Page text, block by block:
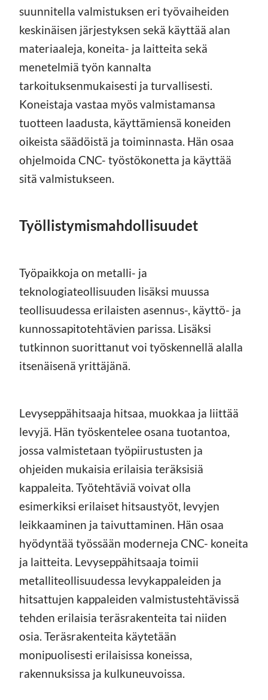
suunnitella valmistuksen eri työvaiheiden
keskinäisen järjestyksen sekä käyttää alan
materiaaleja, koneita- ja laitteita sekä
menetelmiä työn kannalta
tarkoituksenmukaisesti ja turvallisesti.
Koneistaja vastaa myös valmistamansa
tuotteen laadusta, käyttämiensä koneiden
oikeista säädöistä ja toiminnasta. Hän osaa
ohjelmoida CNC- työstökonetta ja käyttää
sitä valmistukseen.
Työllistymismahdollisuudet
Työpaikkoja on metalli- ja
teknologiateollisuuden lisäksi muussa
teollisuudessa erilaisten asennus-, käyttö- ja
kunnossapitotehtävien parissa. Lisäksi
tutkinnon suorittanut voi työskennellä alalla
itsenäisenä yrittäjänä.
Levyseppähitsaaja hitsaa, muokkaa ja liittää
levyjä. Hän työskentelee osana tuotantoa,
jossa valmistetaan työpiirustusten ja
ohjeiden mukaisia erilaisia teräksisiä
kappaleita. Työtehtäviä voivat olla
esimerkiksi erilaiset hitsaustyöt, levyjen
leikkaaminen ja taivuttaminen. Hän osaa
hyödyntää työssään moderneja CNC- koneita
ja laitteita. Levyseppähitsaaja toimii
metalliteollisuudessa levykappaleiden ja
hitsattujen kappaleiden valmistustehtävissä
tehden erilaisia teräsrakenteita tai niiden
osia. Teräsrakenteita käytetään
monipuolisesti erilaisissa koneissa,
rakennuksissa ja kulkuneuvoissa.